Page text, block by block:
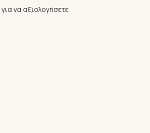
για να αξιολογήσετε